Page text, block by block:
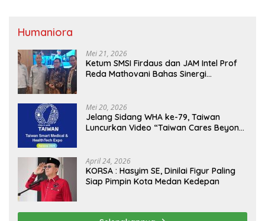
Humaniora
Mei 21, 2026
Ketum SMSI Firdaus dan JAM Intel Prof
Reda Mathovani Bahas Sinergi
MBG, Perkuat Pengawasan Program
Pemerintah
Mei 20, 2026
Jelang Sidang WHA ke-79, Taiwan
Luncurkan Video “Taiwan Cares Beyond
April 24, 2026
KORSA : Hasyim SE, Dinilai Figur Paling
Siap Pimpin Kota Medan Kedepan